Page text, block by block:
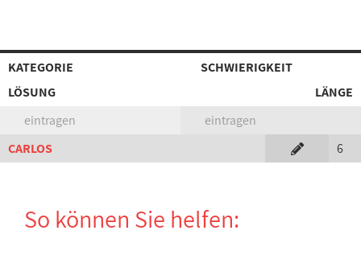
KATEGORIE
SCHWIERIGKEIT
LÖSUNG
LÄNGE
eintragen
eintragen
CARLOS
6
So können Sie helfen: